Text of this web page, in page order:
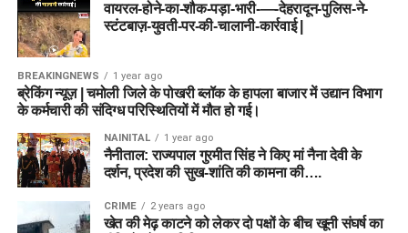
वायरल-होने-का-शौक-पड़ा-भारी-—-देहरादून-पुलिस-ने-
स्टंटबाज़-युवती-पर-की-चालानी-कार्रवाई |
BREAKINGNEWS 1 year ago
ब्रेकिंग न्यूज़ | चमोली जिले के पोखरी ब्लॉक के हापला बाजार में उद्यान विभाग
के कर्मचारी की संदिग्ध परिस्थितियों में मौत हो गई।
NAINITAL 1 year ago
नैनीताल: राज्यपाल गुरमीत सिंह ने किए मां नैना देवी के
दर्शन, प्रदेश की सुख-शांति की कामना की….
CRIME 2 years ago
खेत की मेढ़ काटने को लेकर दो पक्षों के बीच खूनी संघर्ष का